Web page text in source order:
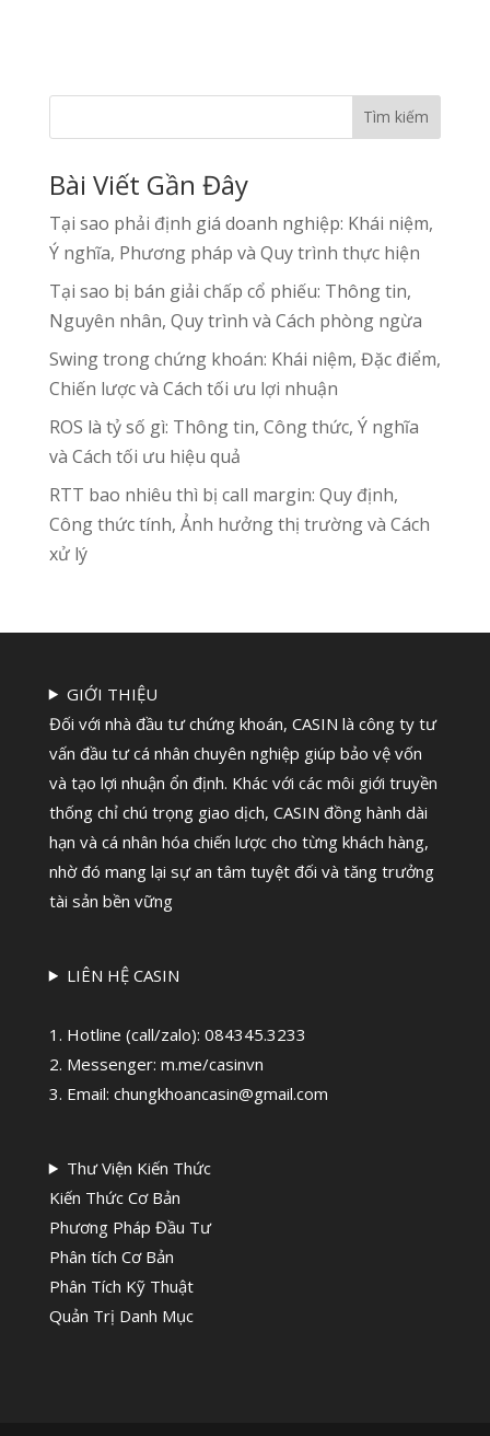
Tìm kiếm
Bài Viết Gần Đây
Tại sao phải định giá doanh nghiệp: Khái niệm,
Ý nghĩa, Phương pháp và Quy trình thực hiện
Tại sao bị bán giải chấp cổ phiếu: Thông tin,
Nguyên nhân, Quy trình và Cách phòng ngừa
Swing trong chứng khoán: Khái niệm, Đặc điểm,
Chiến lược và Cách tối ưu lợi nhuận
ROS là tỷ số gì: Thông tin, Công thức, Ý nghĩa
và Cách tối ưu hiệu quả
RTT bao nhiêu thì bị call margin: Quy định,
Công thức tính, Ảnh hưởng thị trường và Cách
xử lý
GIỚI THIỆU
Đối với nhà đầu tư chứng khoán, CASIN là công ty tư
vấn đầu tư cá nhân chuyên nghiệp giúp bảo vệ vốn
và tạo lợi nhuận ổn định. Khác với các môi giới truyền
thống chỉ chú trọng giao dịch, CASIN đồng hành dài
hạn và cá nhân hóa chiến lược cho từng khách hàng,
nhờ đó mang lại sự an tâm tuyệt đối và tăng trưởng
tài sản bền vững
LIÊN HỆ CASIN
1. Hotline (call/zalo): 084345.3233
2. Messenger: m.me/casinvn
3. Email: chungkhoancasin@gmail.com
Thư Viện Kiến Thức
Kiến Thức Cơ Bản
Phương Pháp Đầu Tư
Phân tích Cơ Bản
Phân Tích Kỹ Thuật
Quản Trị Danh Mục